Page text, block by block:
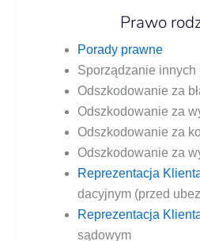
Prawo
Pora­dy prawne
Spo­rzą­dza­nie
Odszko­do­wa­nie za
Odszko­do­wa­nie za
Odszko­do­wa­nie za
Odszko­do­wa­nie za
Repre­zen­ta­cja
da­cyj­nym (przed
Repre­zen­ta­cja
sądowym